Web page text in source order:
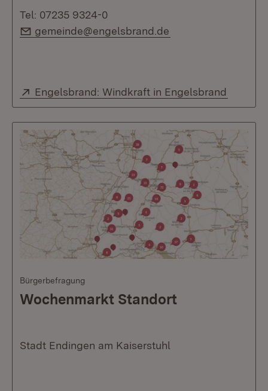
Tel: 07235 9324-0
E-Mail:
gemeinde@engelsbrand.de
Extern:
Engelsbrand: Windkraft in Engelsbrand
Bürgerbefragung
Wochenmarkt Standort
Stadt Endingen am Kaiserstuhl